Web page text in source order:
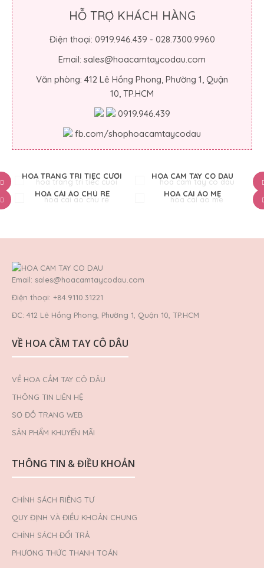
HỖ TRỢ KHÁCH HÀNG
Điện thoại: 0919.946.439 - 028.7300.9960
Email: sales@hoacamtaycodau.com
Văn phòng: 412 Lê Hồng Phong, Phường 1, Quận
10, TP.HCM
0919.946.439
fb.com/shophoacamtaycodau
HOA TRANG TRÍ TIỆC CƯỚI
HOA CẦM TAY CÔ DÂU
HOA CÀI ÁO CHÚ RỂ
HOA CÀI ÁO MẸ
Email: sales@hoacamtaycodau.com
Điện thoại: +84.9110.31221
ĐC: 412 Lê Hồng Phong, Phường 1, Quận 10, TP.HCM
VỀ HOA CẦM TAY CÔ DÂU
VỀ HOA CẦM TAY CÔ DÂU
THÔNG TIN LIÊN HỆ
SƠ ĐỒ TRANG WEB
SẢN PHẨM KHUYẾN MÃI
THÔNG TIN & ĐIỀU KHOẢN
CHÍNH SÁCH RIÊNG TƯ
QUY ĐỊNH VÀ ĐIỀU KHOẢN CHUNG
CHÍNH SÁCH ĐỔI TRẢ
PHƯƠNG THỨC THANH TOÁN